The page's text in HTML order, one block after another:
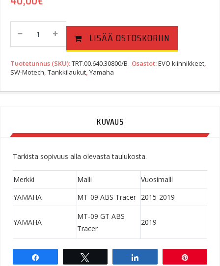
Adapter
Kit
MT-
LISÄÄ OSTOSKORIIN
Tuotetunnus (SKU):TRT.00.640.30800/B Osastot:EVO kiinnikkeet
SW-Motech Tankkilaukut Yamaha
KUVAUS
Tarkista sopivuus alla olevasta taulukosta.
Merkki Malli
Vuosimalli
YAMAHA
MT-09 ABS Tracer 2015-2019
YAMAHA
MT-09 GT ABS
Tracer
2019